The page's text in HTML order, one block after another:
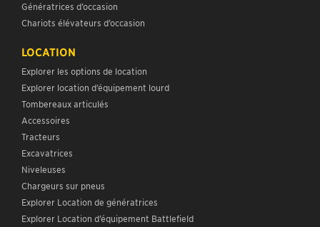
Génératrices d’occasion
Chariots élévateurs d’occasion
LOCATION
Explorer les options de location
Explorer location d’équipement lourd
Tombereaux articulés
Accessoires
Tracteurs
Excavatrices
Niveleuses
Chargeurs sur pneus
Explorer Location de génératrices
Explorer Location d’équipement Battlefield